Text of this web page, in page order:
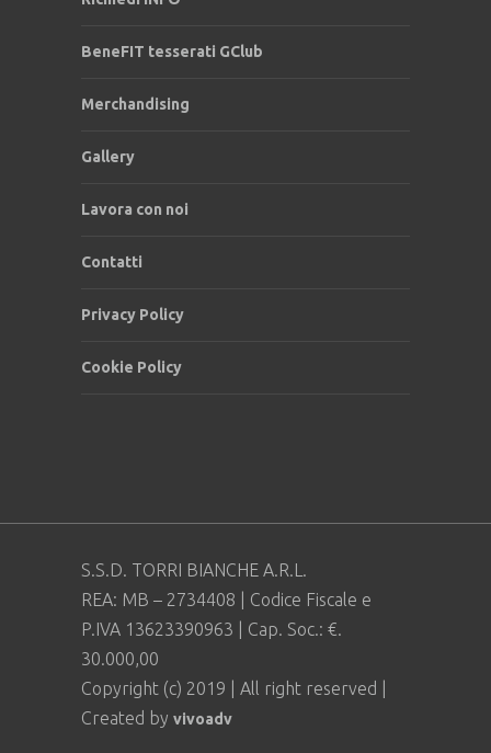
BeneFIT tesserati GClub
Merchandising
Gallery
Lavora con noi
Contatti
Privacy Policy
Cookie Policy
S.S.D. TORRI BIANCHE A.R.L.
REA: MB – 2734408 | Codice Fiscale e
P.IVA 13623390963 | Cap. Soc.: €.
30.000,00
Copyright (c) 2019 | All right reserved |
Created by vivoadv